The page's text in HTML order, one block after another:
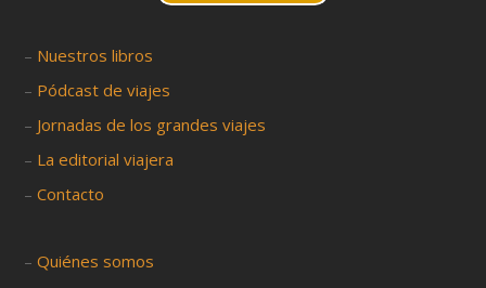
– Nuestros libros
– Pódcast de viajes
– Jornadas de los grandes viajes
– La editorial viajera
–Contacto
–Quiénes somos